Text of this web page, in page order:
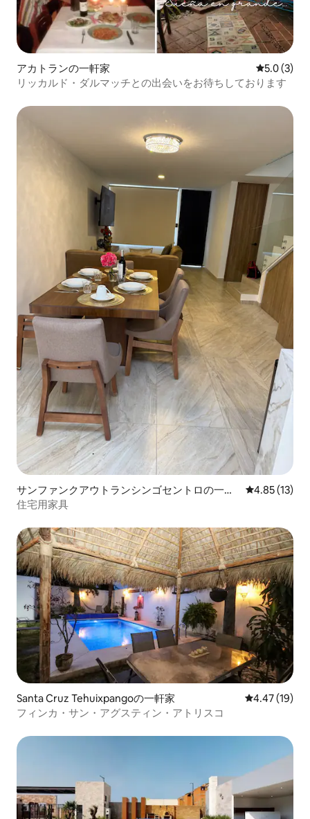
アカトランの一軒家 レビュー3
5.0 (3)
リッカルド・ダルマッチとの出会いをお待ちしております
サンファンクアウトランシンゴセントロの一軒
家
レビュー13
4.85 (13)
住宅用家具
Santa Cruz Tehuixpangoの一軒家 レビュー19
4.47 (19)
フィンカ・サン・アグスティン・アトリスコ